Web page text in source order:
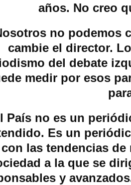
años. No creo
no podemos
cambie el director.
del debate
medir por esos
País no es un
Es un
con las tendencias
a la que se
y